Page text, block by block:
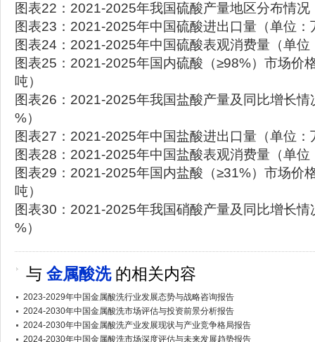
图表22：2021-2025年我国硫酸产量地区分布情况
图表23：2021-2025年中国硫酸进出口量（单位：
图表24：2021-2025年中国硫酸表观消费量（单位
图表25：2021-2025年国内硫酸（≥98%）市场价
吨）
图表26：2021-2025年我国盐酸产量及同比增长情
%）
图表27：2021-2025年中国盐酸进出口量（单位：
图表28：2021-2025年中国盐酸表观消费量（单位
图表29：2021-2025年国内盐酸（≥31%）市场价
吨）
图表30：2021-2025年我国硝酸产量及同比增长情
%）
与 金属酸洗的相关内容
2023-2029年中国金属酸洗行业发展态势与战略咨询报告
2024-2030年中国金属酸洗市场评估与投资前景分析报告
2024-2030年中国金属酸洗产业发展现状与产业竞争格局报告
2024-2030年中国金属酸洗市场深度评估与未来发展趋势报告